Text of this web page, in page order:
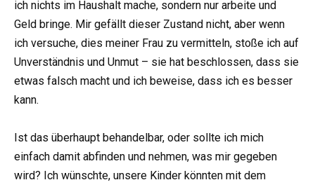
ich nichts im Haushalt mache, sondern nur arbeite und
Geld bringe. Mir gefällt dieser Zustand nicht, aber wenn
ich versuche, dies meiner Frau zu vermitteln, stoße ich auf
Unverständnis und Unmut – sie hat beschlossen, dass sie
etwas falsch macht und ich beweise, dass ich es besser
kann.
Ist das überhaupt behandelbar, oder sollte ich mich
einfach damit abfinden und nehmen, was mir gegeben
wird? Ich wünschte, unsere Kinder könnten mit dem